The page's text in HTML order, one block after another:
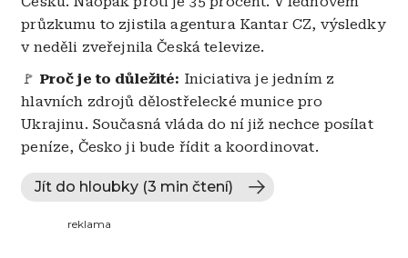
průzkumu to zjistila agentura Kantar CZ, výsledky
v neděli zveřejnila Česká televize.
🚩 Proč je to důležité: Iniciativa je jedním z
hlavních zdrojů dělostřelecké munice pro
Ukrajinu. Současná vláda do ní již nechce posílat
peníze, Česko ji bude řídit a koordinovat.
Jít do hloubky (3 min čtení)
reklama